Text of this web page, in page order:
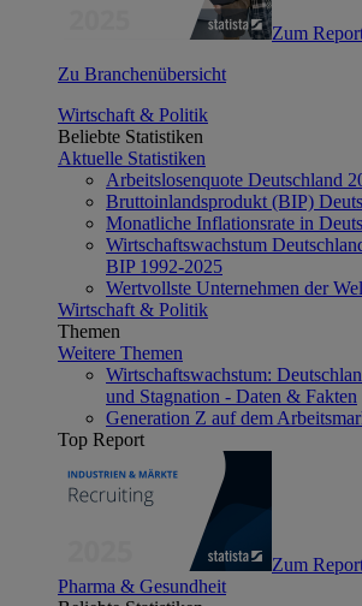
Zum
Zu Branchenübersicht
Wirtschaft & Politik
Beliebte Statistiken
Aktuelle Statistiken
Arbeitslosenquote Deutschland
Bruttoinlandsprodukt (BIP)
Monatliche Inflationsrate in
Wirtschaftswachstum
BIP 1992-2025
Wertvollste Unternehmen der
Wirtschaft & Politik
Themen
Weitere Themen
Wirtschaftswachstum:
und Stagnation - Daten & Fakten
Generation Z auf dem
Top Report
Zum
Pharma & Gesundheit